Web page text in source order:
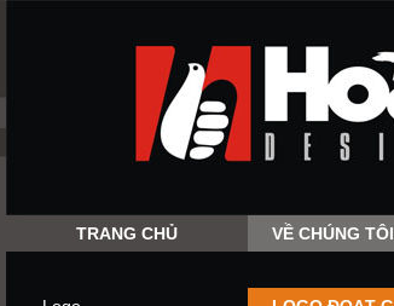
TRANG CHỦ VỀ CHÚNG TÔI